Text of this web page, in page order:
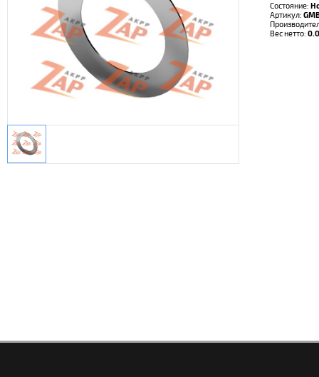
Состояние:
Артикул:
Вес нетто: